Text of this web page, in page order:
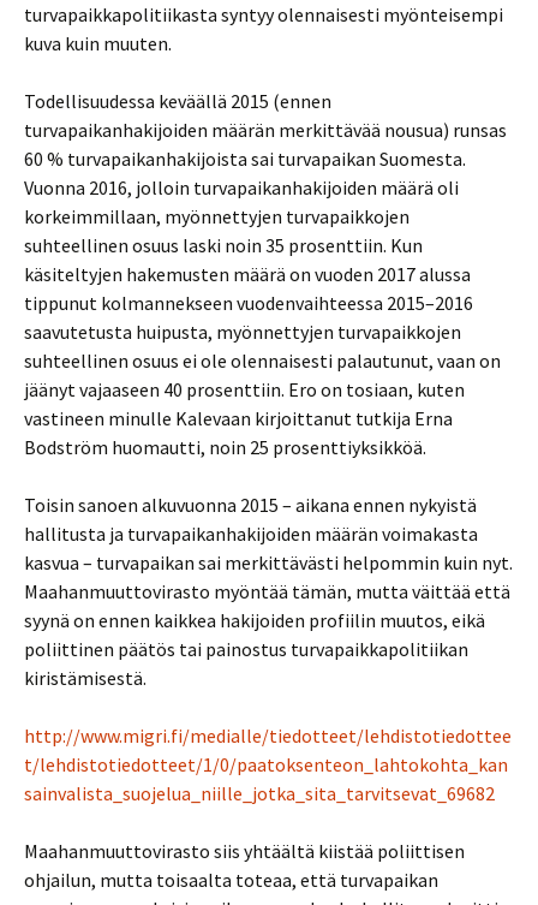
turvapaikkapolitiikasta syntyy olennaisesti myönteisempi
kuva kuin muuten.
Todellisuudessa keväällä 2015 (ennen
turvapaikanhakijoiden määrän merkittävää nousua) runsas
60 % turvapaikanhakijoista sai turvapaikan Suomesta.
Vuonna 2016, jolloin turvapaikanhakijoiden määrä oli
korkeimmillaan, myönnettyjen turvapaikkojen
suhteellinen osuus laski noin 35 prosenttiin. Kun
käsiteltyjen hakemusten määrä on vuoden 2017 alussa
tippunut kolmannekseen vuodenvaihteessa 2015–2016
saavutetusta huipusta, myönnettyjen turvapaikkojen
suhteellinen osuus ei ole olennaisesti palautunut, vaan on
jäänyt vajaaseen 40 prosenttiin. Ero on tosiaan, kuten
vastineen minulle Kalevaan kirjoittanut tutkija Erna
Bodström huomautti, noin 25 prosenttiyksikköä.
Toisin sanoen alkuvuonna 2015 – aikana ennen nykyistä
hallitusta ja turvapaikanhakijoiden määrän voimakasta
kasvua – turvapaikan sai merkittävästi helpommin kuin nyt.
Maahanmuuttovirasto myöntää tämän, mutta väittää että
syynä on ennen kaikkea hakijoiden profiilin muutos, eikä
poliittinen päätös tai painostus turvapaikkapolitiikan
kiristämisestä.
http://www.migri.fi/medialle/tiedotteet/lehdistotiedottee
t/lehdistotiedotteet/1/0/paatoksenteon_lahtokohta_kan
sainvalista_suojelua_niille_jotka_sita_tarvitsevat_69682
Maahanmuuttovirasto siis yhtäältä kiistää poliittisen
ohjailun, mutta toisaalta toteaa, että turvapaikan